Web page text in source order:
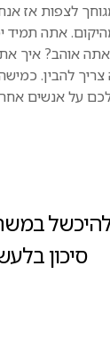
לצפות אז
אתה תמיד
אוהב? איך
להבין.
על אנשים
סיכון